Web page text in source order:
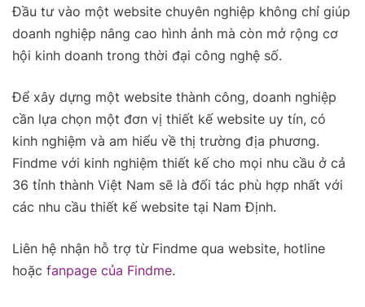
Đầu tư vào một website chuyên nghiệp không chỉ giúp
doanh nghiệp nâng cao hình ảnh mà còn mở rộng cơ
hội kinh doanh trong thời đại công nghệ số.
Để xây dựng một website thành công, doanh nghiệp
cần lựa chọn một đơn vị thiết kế website uy tín, có
kinh nghiệm và am hiểu về thị trường địa phương.
Findme với kinh nghiệm thiết kế cho mọi nhu cầu ở cả
36 tỉnh thành Việt Nam sẽ là đối tác phù hợp nhất với
các nhu cầu thiết kế website tại Nam Định.
Liên hệ nhận hỗ trợ từ Findme qua website, hotline
hoặc fanpage của Findme.